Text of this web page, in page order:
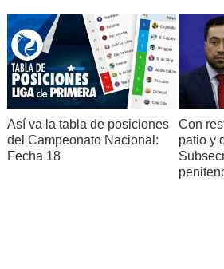
Así va la tabla de posiciones
del Campeonato Nacional:
Fecha 18
Con
patio y